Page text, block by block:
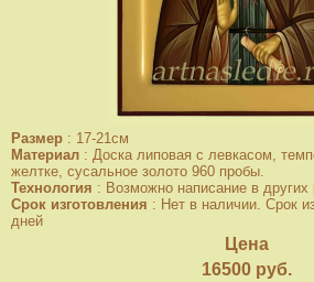
Размер : 17-21см
Материал : Доска липовая с левкасом,
желтке, сусальное золото 960 пробы.
Технология : Возможно написание в других
Срок изготовления : Нет в наличии. Срок
дней
Цена
16500 руб.